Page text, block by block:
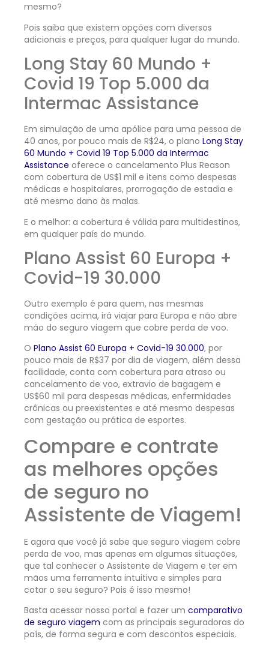
mesmo?
Pois saiba que existem opções com diversos
adicionais e preços, para qualquer lugar do mundo.
Long Stay 60 Mundo +
Covid 19 Top 5.000 da
Intermac Assistance
Em simulação de uma apólice para uma pessoa de
40 anos, por pouco mais de R$24, o plano Long Stay
60 Mundo + Covid 19 Top 5.000 da Intermac
Assistance oferece o cancelamento Plus Reason
com cobertura de US$1 mil e itens como despesas
médicas e hospitalares, prorrogação de estadia e
até mesmo dano às malas.
E o melhor: a cobertura é válida para multidestinos,
em qualquer país do mundo.
Plano Assist 60 Europa +
Covid-19 30.000
Outro exemplo é para quem, nas mesmas
condições acima, irá viajar para Europa e não abre
mão do seguro viagem que cobre perda de voo.
O Plano Assist 60 Europa + Covid-19 30.000, por
pouco mais de R$37 por dia de viagem, além dessa
facilidade, conta com cobertura para atraso ou
cancelamento de voo, extravio de bagagem e
US$60 mil para despesas médicas, enfermidades
crônicas ou preexistentes e até mesmo despesas
com gestação ou prática de esportes.
Compare e contrate
as melhores opções
de seguro no
Assistente de Viagem!
E agora que você já sabe que seguro viagem cobre
perda de voo, mas apenas em algumas situações,
que tal conhecer o Assistente de Viagem e ter em
mãos uma ferramenta intuitiva e simples para
cotar o seu seguro? Pois é isso mesmo!
Basta acessar nosso portal e fazer um comparativo
de seguro viagem com as principais seguradoras do
país, de forma segura e com descontos especiais.